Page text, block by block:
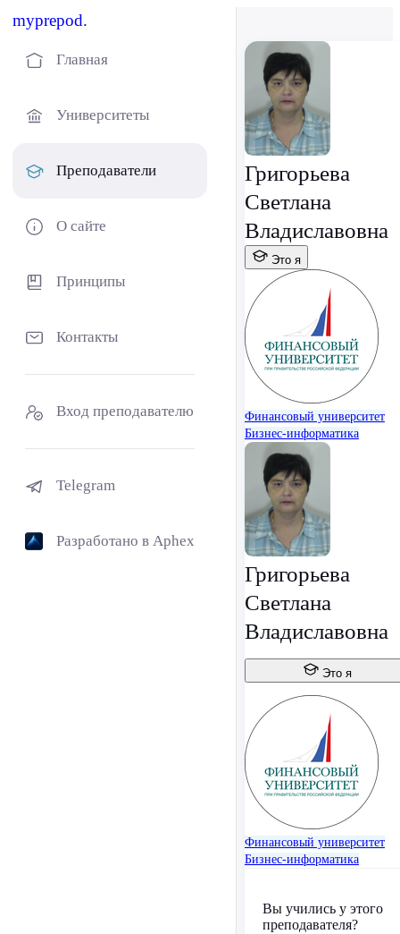
myprepod.
Главная
Университеты
Преподаватели
О сайте
Принципы
Контакты
Вход преподавателю
Telegram
Разработано в Aphex
Григорьева
Светлана
Владиславовна
Это я
Финансовый университет
Бизнес-информатика
Григорьева
Светлана
Владиславовна
Это я
Финансовый университет
Бизнес-информатика
Вы учились у этого
преподавателя?